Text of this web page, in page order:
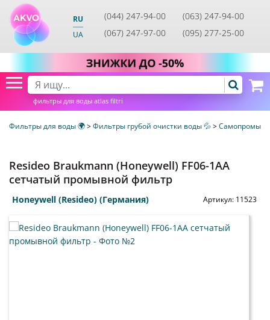
RU
UA
(044) 247-94-00
(063) 247-94-00
(067) 247-97-00
(095) 277-25-00
фильтры для воды atlas filtri
Фильтры для воды 🌍>Фильтры грубой очистки воды 💦>
Resideo Braukmann (Honeywell) FF06-1AA
cетчатый промывной фильтр
Honeywell (Resideo) (Германия) Артикул: 11523